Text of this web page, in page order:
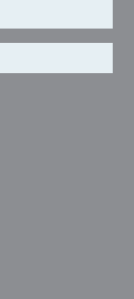
une nouvelle
((ouvre une